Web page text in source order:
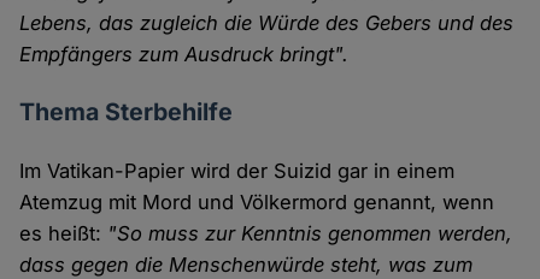
Lebens, das zugleich die Würde des Gebers und des
Empfängers zum Ausdruck bringt".
Thema Sterbehilfe
Im Vatikan-Papier wird der Suizid gar in einem
Atemzug mit Mord und Völkermord genannt, wenn
es heißt: "So muss zur Kenntnis genommen werden,
dass gegen die Menschenwürde steht, was zum